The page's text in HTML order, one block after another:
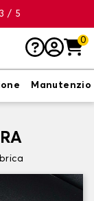
/ 5
0